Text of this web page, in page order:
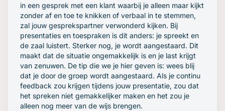
in een gesprek met een klant waarbij je alleen maar kijkt
zonder af en toe te knikken of verbaal in te stemmen,
zal jouw gesprekspartner verwonderd kijken. Bij
presentaties en toespraken is dit anders: je spreekt en
de zaal luistert. Sterker nog, je wordt aangestaard. Dit
maakt dat de situatie ongemakkelijk is en je last krijgt
van zenuwen. De tip die we je hier geven is: wees blij
dat je door de groep wordt aangestaard. Als je continu
feedback zou krijgen tijdens jouw presentatie, zou dat
het spreken niet gemakkelijker maken en het zou je
alleen nog meer van de wijs brengen.